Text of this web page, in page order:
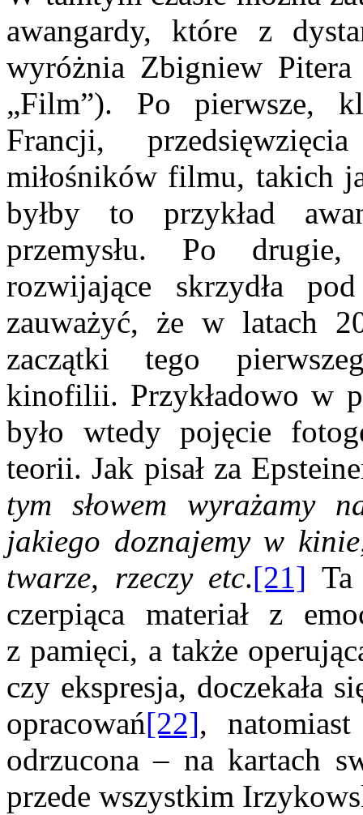
awangardy, które z
wyróżnia Zbigniew Pitera
„Film”). Po pierwsze,
Francji,
miłośników filmu, takich
byłby to przykład
przemysłu. Po
rozwijające skrzydła
zauważyć, że w latach
zaczątki tego
kinofilii. Przykładowo w
było wtedy pojęcie
teorii. Jak pisał za
tym słowem wyrażamy
jakiego doznajemy w
twarze, rzeczy etc.[21]
czerpiąca materiał z
z pamięci, a także
czy ekspresja, doczekała
opracowań[22],
odrzucona – na kartach
przede wszystkim